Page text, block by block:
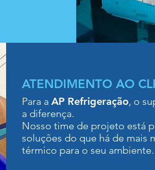
ATENDIMENTO AO
Para aAP Refrigeração, o
a diferença.
Nosso time de projeto está
soluções do que há de mais
térmico para o seu ambiente.